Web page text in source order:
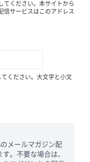
てください。本サイトから
信サービスはこのアドレス
ください。大文字と小文
メールマガジン配
。不要な場合は、